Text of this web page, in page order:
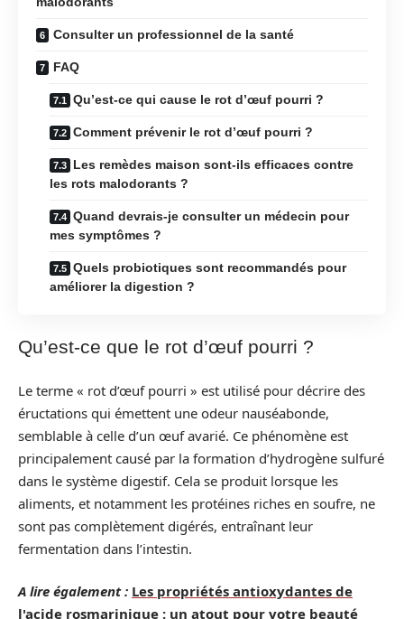
Consulter un professionnel de la santé
FAQ
Qu’est-ce qui cause le rot d’œuf pourri ?
Comment prévenir le rot d’œuf pourri ?
Les remèdes maison sont-ils efficaces contre
les rots malodorants ?
Quand devrais-je consulter un médecin pour
mes symptômes ?
Quels probiotiques sont recommandés pour
améliorer la digestion ?
Qu’est-ce que le rot d’œuf pourri ?
Le terme « rot d’œuf pourri » est utilisé pour décrire des
éructations qui émettent une odeur nauséabonde,
semblable à celle d’un œuf avarié. Ce phénomène est
principalement causé par la formation d’hydrogène sulfuré
dans le système digestif. Cela se produit lorsque les
aliments, et notamment les protéines riches en soufre, ne
sont pas complètement digérés, entraînant leur
fermentation dans l’intestin.
A lire également : Les propriétés antioxydantes de
l'acide rosmarinique : un atout pour votre beauté